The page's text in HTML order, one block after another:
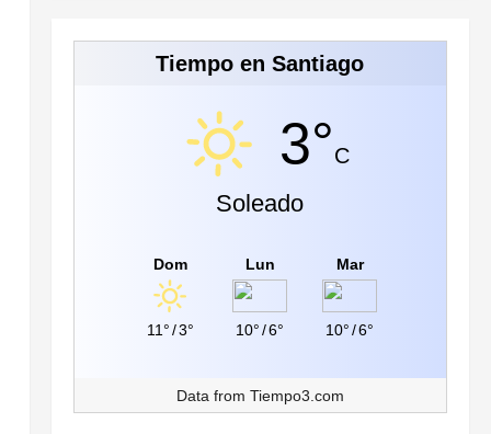
Tiempo en Santiago
3°C
Soleado
Dom
11°/3°
Lun
10° /6°
Mar
10° /6°
Data from Tiempo3.com